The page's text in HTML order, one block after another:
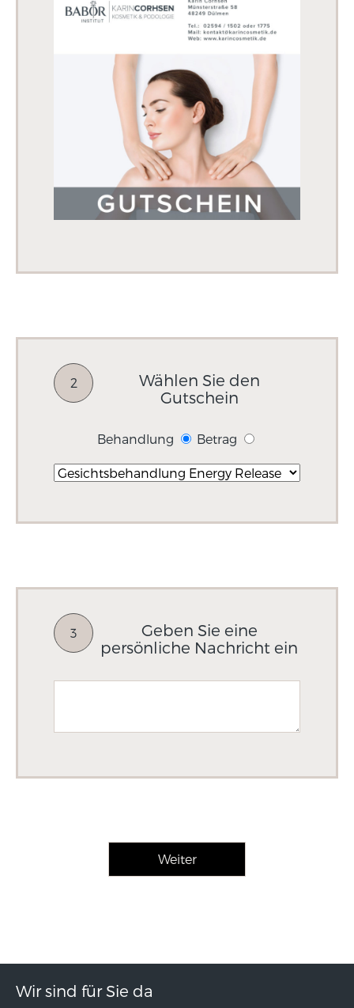
2
Wählen Sie den
Gutschein
Behandlung Betrag
3
Geben Sie eine
persönliche Nachricht ein
Wir sind für Sie da